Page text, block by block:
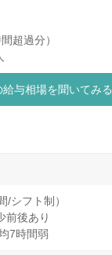
超過分）
給与相場を聞いてみる
/シフト制）
前後あり
7時間弱